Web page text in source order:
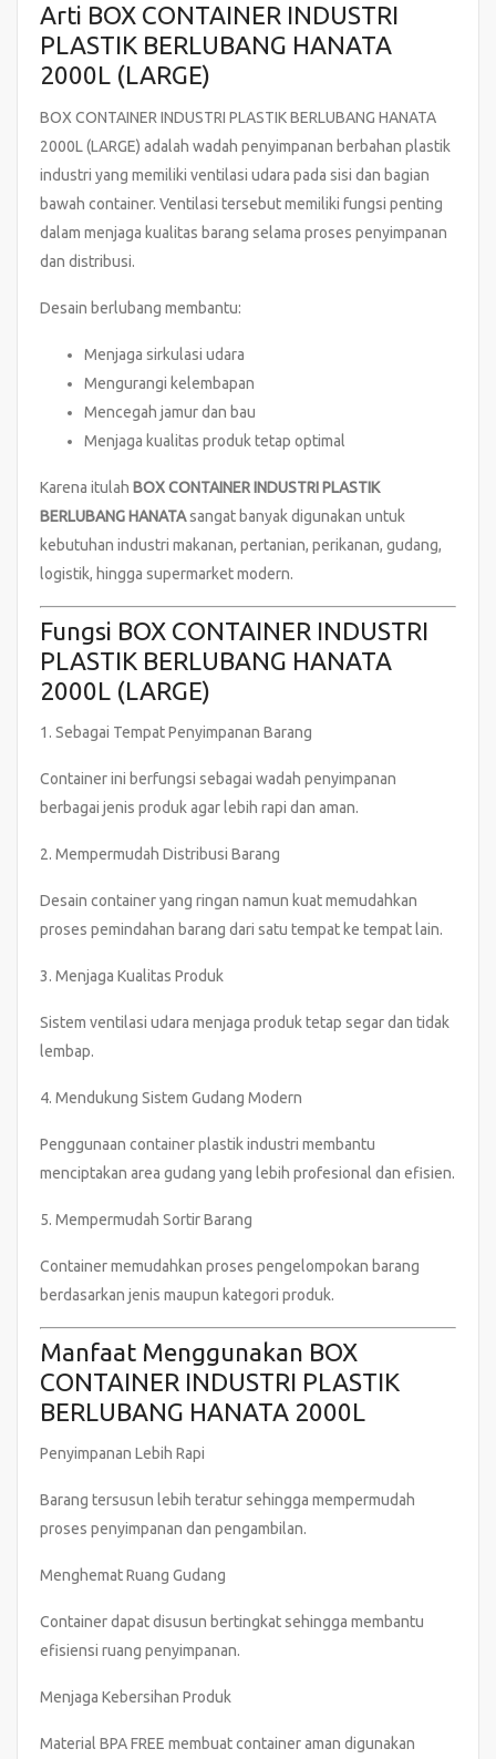
Arti BOX CONTAINER INDUSTRI
PLASTIK BERLUBANG HANATA
2000L (LARGE)
BOX CONTAINER INDUSTRI PLASTIK BERLUBANG HANATA
2000L (LARGE) adalah wadah penyimpanan berbahan plastik
industri yang memiliki ventilasi udara pada sisi dan bagian
bawah container. Ventilasi tersebut memiliki fungsi penting
dalam menjaga kualitas barang selama proses penyimpanan
dan distribusi.
Desain berlubang membantu:
Menjaga sirkulasi udara
Mengurangi kelembapan
Mencegah jamur dan bau
Menjaga kualitas produk tetap optimal
Karena itulah BOX CONTAINER INDUSTRI PLASTIK
BERLUBANG HANATAsangat banyak digunakan untuk
kebutuhan industri makanan, pertanian, perikanan, gudang,
logistik, hingga supermarket modern.
Fungsi BOX CONTAINER INDUSTRI
PLASTIK BERLUBANG HANATA
2000L (LARGE)
1. Sebagai Tempat Penyimpanan Barang
Container ini berfungsi sebagai wadah penyimpanan
berbagai jenis produk agar lebih rapi dan aman.
2. Mempermudah Distribusi Barang
Desain container yang ringan namun kuat memudahkan
proses pemindahan barang dari satu tempat ke tempat lain.
3. Menjaga Kualitas Produk
Sistem ventilasi udara menjaga produk tetap segar dan tidak
lembap.
4. Mendukung Sistem Gudang Modern
Penggunaan container plastik industri membantu
menciptakan area gudang yang lebih profesional dan efisien.
5. Mempermudah Sortir Barang
Container memudahkan proses pengelompokan barang
berdasarkan jenis maupun kategori produk.
Manfaat Menggunakan BOX
CONTAINER INDUSTRI PLASTIK
BERLUBANG HANATA 2000L
Penyimpanan Lebih Rapi
Barang tersusun lebih teratur sehingga mempermudah
proses penyimpanan dan pengambilan.
Menghemat Ruang Gudang
Container dapat disusun bertingkat sehingga membantu
efisiensi ruang penyimpanan.
Menjaga Kebersihan Produk
Material BPA FREE membuat container aman digunakan